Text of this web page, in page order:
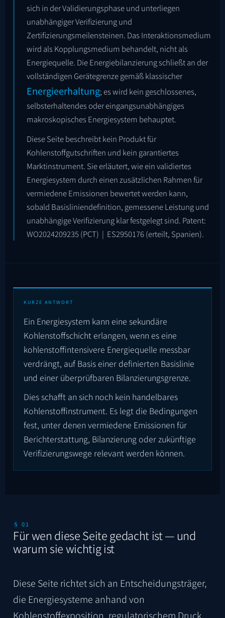
sich in der Validierungsphase und unterliegen
unabhängiger Verifizierung und
Zertifizierungsmeilensteinen. Das Interaktionsmedium
wird als Kopplungsmedium behandelt, nicht als
Energiequelle. Die Energiebilanzierung schließt an der
vollständigen Gerätegrenze gemäß klassischer
Energieerhaltung; es wird kein geschlossenes,
selbsterhaltendes oder eingangsunabhängiges
makroskopisches Energiesystem behauptet.
Diese Seite beschreibt kein Produkt für
Kohlenstoffgutschriften und kein garantiertes
Marktinstrument. Sie erläutert, wie ein validiertes
Energiesystem durch einen zusätzlichen Rahmen für
vermiedene Emissionen bewertet werden kann,
sobald Basisliniendefinition, gemessene Leistung und
unabhängige Verifizierung klar festgelegt sind. Patent:
WO2024209235(PCT) | ES2950176(erteilt, Spanien).
KURZE ANTWORT
Ein Energiesystem kann eine sekundäre
Kohlenstoffschicht erlangen, wenn es eine
kohlenstoffintensivere Energiequelle messbar
verdrängt, auf Basis einer definierten Basislinie
und einer überprüfbaren Bilanzierungsgrenze.
Dies schafft an sich noch kein handelbares
Kohlenstoffinstrument. Es legt die Bedingungen
fest, unter denen vermiedene Emissionen für
Berichterstattung, Bilanzierung oder zukünftige
Verifizierungswege relevant werden können.
§ 01
Für wen diese Seite gedacht ist — und
warum sie wichtig ist
Diese Seite richtet sich an Entscheidungsträger,
die Energiesysteme anhand von
Kohlenstoffexposition, regulatorischem Druck